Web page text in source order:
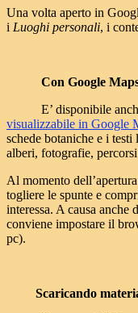
Una volta aperto in
i Luoghi personali, i
Con Google
E’ disponibile
visualizzabile in Google
schede botaniche e i
alberi, fotografie,
Al momento
togliere le spunte e
interessa. A causa anche
conviene impostare il
pc).
Scaricando